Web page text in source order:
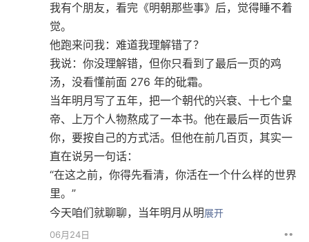
我有个朋友，看完《明朝那些事》后，觉得睡不着
觉。
他跑来问我：难道我理解错了？
我说：你没理解错，但你只看到了最后一页的鸡
汤，没看懂前面 276 年的砒霜。
当年明月写了五年，把一个朝代的兴衰、十七个皇
帝、上万个人物熬成了一本书。他在最后一页告诉
你，要按自己的方式活。但他在前几百页，其实一
直在说另一句话：
“在这之前，你得先看清，你活在一个什么样的世界
里。”
今天咱们就聊聊，当年明月从明展开
06月24日
••